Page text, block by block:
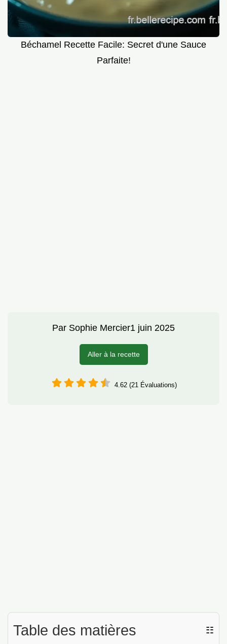
Béchamel Recette Facile: Secret d'une Sauce
Parfaite!
Par Sophie Mercier1 juin 2025
Aller à la recette
4.62 (21 Évaluations)
Table des matières ☷